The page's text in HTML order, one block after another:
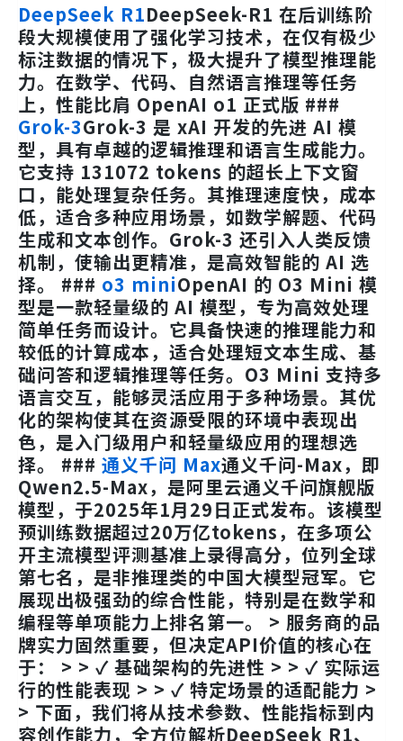
DeepSeek R1DeepSeek-R1 在后训练阶
段大规模使用了强化学习技术，在仅有极少
标注数据的情况下，极大提升了模型推理能
力。在数学、代码、自然语言推理等任务
上，性能比肩 OpenAI o1 正式版 ###
Grok-3Grok-3 是 xAI 开发的先进 AI 模
型，具有卓越的逻辑推理和语言生成能力。
它支持 131072 tokens 的超长上下文窗
口，能处理复杂任务。其推理速度快，成本
低，适合多种应用场景，如数学解题、代码
生成和文本创作。Grok-3 还引入人类反馈
机制，使输出更精准，是高效智能的 AI 选
择。 ### o3 miniOpenAI 的 O3 Mini 模
型是一款轻量级的 AI 模型，专为高效处理
简单任务而设计。它具备快速的推理能力和
较低的计算成本，适合处理短文本生成、基
础问答和逻辑推理等任务。O3 Mini 支持多
语言交互，能够灵活应用于多种场景。其优
化的架构使其在资源受限的环境中表现出
色，是入门级用户和轻量级应用的理想选
择。 ### 通义千问 Max通义千问-Max，即
Qwen2.5-Max，是阿里云通义千问旗舰版
模型，于2025年1月29日正式发布。该模型
预训练数据超过20万亿tokens，在多项公
开主流模型评测基准上录得高分，位列全球
第七名，是非推理类的中国大模型冠军。它
展现出极强劲的综合性能，特别是在数学和
编程等单项能力上排名第一。 > 服务商的品
牌实力固然重要，但决定API价值的核心在
于： > > ✓ 基础架构的先进性 > > ✓ 实际运
行的性能表现 > > ✓ 特定场景的适配能力 >
> 下面，我们将从技术参数、性能指标到内
容创作能力，全方位解析DeepSeek R1、